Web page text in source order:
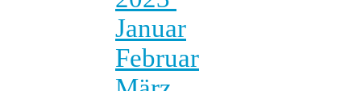
Januar
Februar